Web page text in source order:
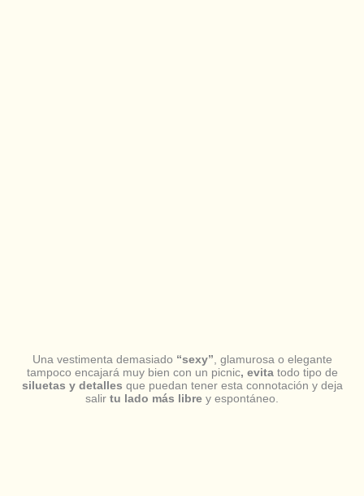
Una vestimenta demasiado “sexy” , glamurosa o elegante
tampoco encajará muy bien con un picnic, evitatodo tipo de
siluetas y detalles que puedan tener esta connotación y deja
salir tu lado más libre y espontáneo.